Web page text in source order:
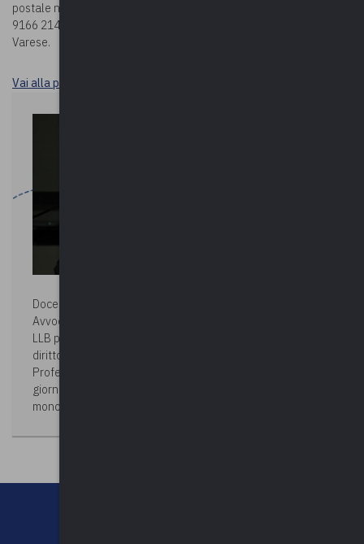
postale n. 19166214 (CODICE IBAN: IT63 U076 0110 8000 0001
9166 214), entrambi intestati a Upel – Via Como n. 40 – 21100
Varese.
Vai alla pagina Durc e tracciabilità
Docente:
Avvocato del Foro di Firenze, patrocinante in Cassazione;
LLB presso University College of London, è docente di
diritto penale alla Scuola di Specializzazione per le
Professioni Legali della Facoltà di Giurisprudenza,
giornalista pubblicista e autore di pubblicazioni e
monografie in materia di diritto.